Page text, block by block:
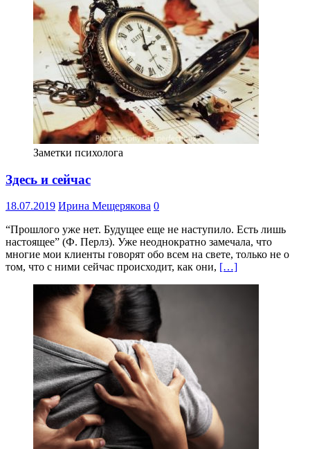
Заметки психолога
Здесь и сейчас
18.07.2019 Ирина Мещерякова 0
“Прошлого уже нет. Будущее еще не наступило. Есть лишь
настоящее” (Ф. Перлз). Уже неоднократно замечала, что
многие мои клиенты говорят обо всем на свете, только не о
том, что с ними сейчас происходит, как они, […]